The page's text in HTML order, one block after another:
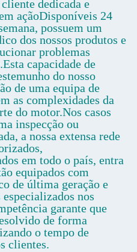
dedicada e
açãoDisponíveis 24
possuem um
dos nossos produtos e
problemas
capacidade de
do nosso
de uma equipa de
as complexidades da
do motor.Nos casos
inspecção ou
a nossa extensa rede
em todo o país, entra
equipados com
de última geração e
nos
garante que
de forma
o tempo de
clientes.